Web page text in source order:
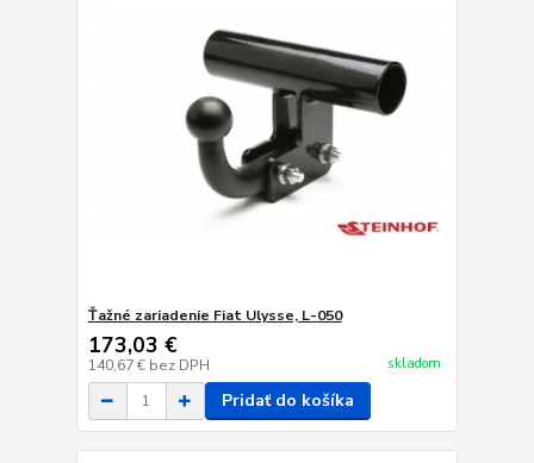
Ťažné zariadenie Fiat Ulysse, L-050
173,03 €
140,67 € bez DPH skladom
Pridať do košíka